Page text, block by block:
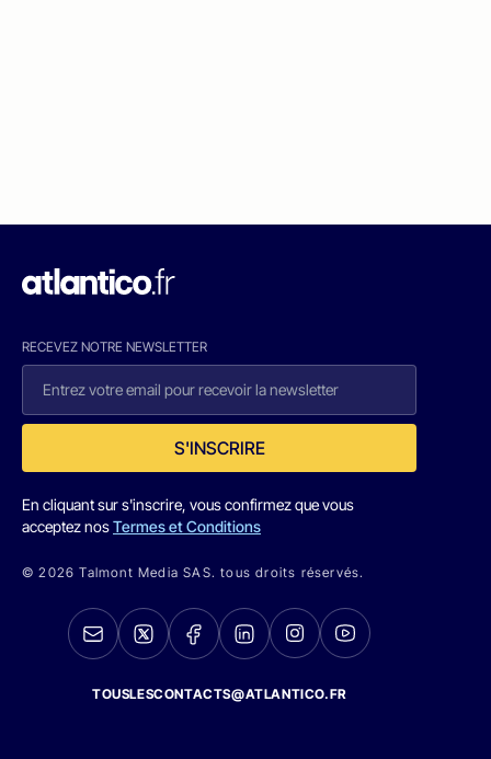
RECEVEZ NOTRE NEWSLETTER
S'INSCRIRE
En cliquant sur s'inscrire, vous confirmez que vous
acceptez nosTermes et Conditions
© 2026 Talmont Media SAS. tous droits réservés.
TOUSLESCONTACTS@ATLANTICO.FR